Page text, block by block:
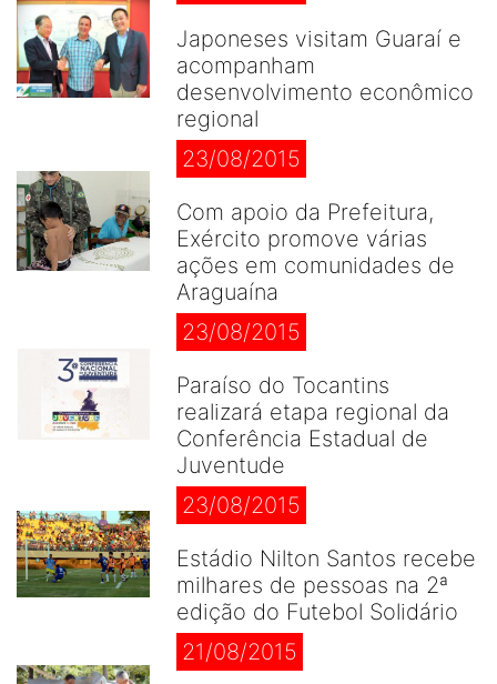
Japoneses visitam Guaraí e
acompanham
desenvolvimento econômico
regional
23/08/2015
Com apoio da Prefeitura,
Exército promove várias
ações em comunidades de
Araguaína
23/08/2015
Paraíso do Tocantins
realizará etapa regional da
Conferência Estadual de
Juventude
23/08/2015
Estádio Nilton Santos recebe
milhares de pessoas na 2ª
edição do Futebol Solidário
21/08/2015